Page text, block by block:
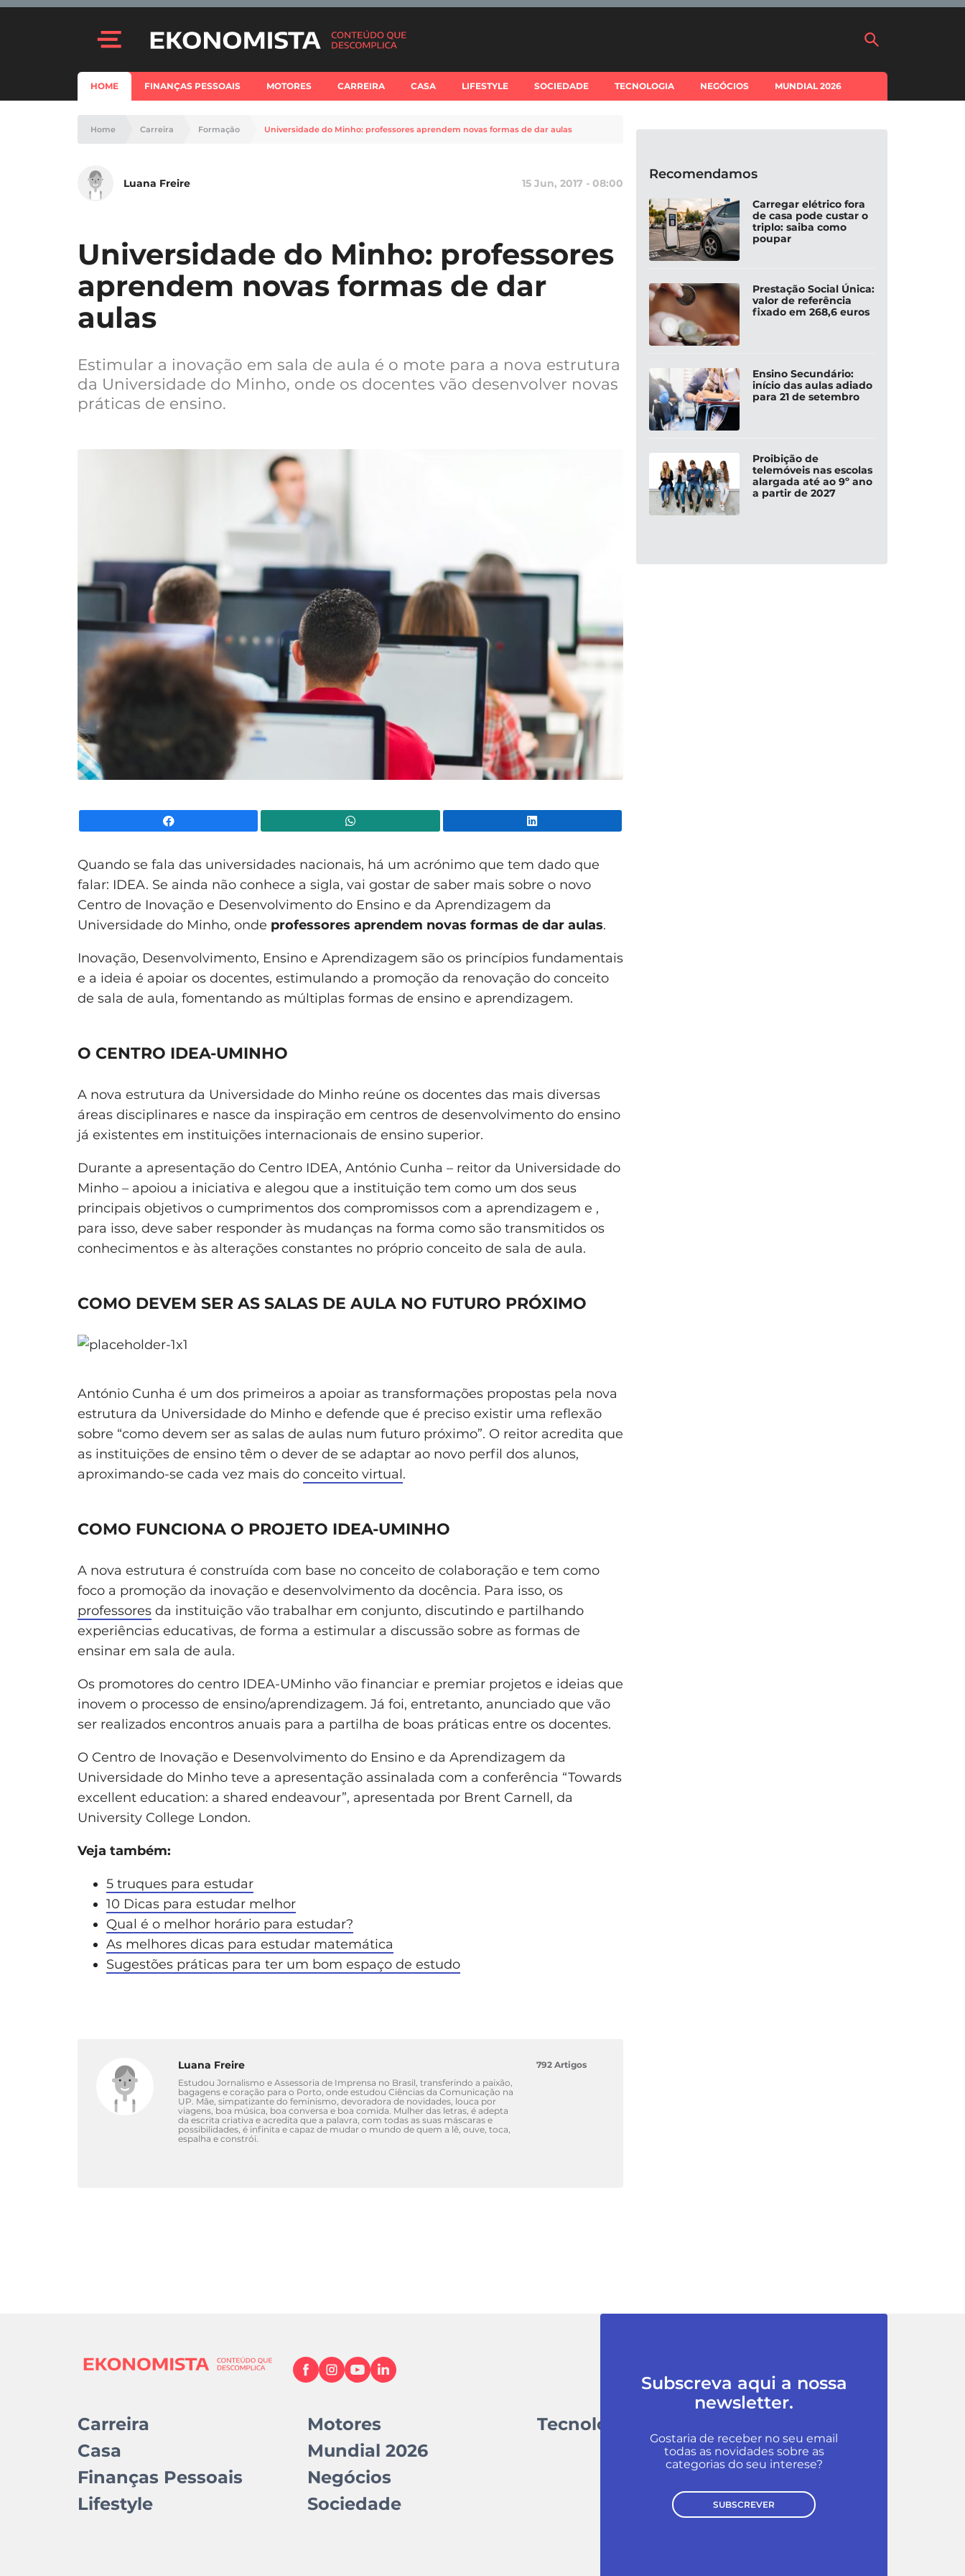
HOME FINANÇAS PESSOAIS MOTORES CARREIRA CASA LIFESTYLE SOCIEDADE TECNOLOGIA NEGÓCIOS MUNDIAL 2026
Home Carreira Formação Universidade do Minho: professores aprendem novas formas de dar aulas
Luana Freire 15 Jun, 2017 - 08:00
Universidade do Minho: professores
aprendem novas formas de dar
aulas
Estimular a inovação em sala de aula é o mote para a nova estrutura
da Universidade do Minho, onde os docentes vão desenvolver novas
práticas de ensino.
Quando se fala das universidades nacionais, há um acrónimo que tem dado que
falar: IDEA. Se ainda não conhece a sigla, vai gostar de saber mais sobre o novo
Centro de Inovação e Desenvolvimento do Ensino e da Aprendizagem da
Universidade do Minho, onde professores aprendem novas formas de dar aulas.
Inovação, Desenvolvimento, Ensino e Aprendizagem são os princípios fundamentais
e a ideia é apoiar os docentes, estimulando a promoção da renovação do conceito
de sala de aula, fomentando as múltiplas formas de ensino e aprendizagem.
O CENTRO IDEA-UMINHO
A nova estrutura da Universidade do Minho reúne os docentes das mais diversas
áreas disciplinares e nasce da inspiração em centros de desenvolvimento do ensino
já existentes em instituições internacionais de ensino superior.
Durante a apresentação do Centro IDEA, António Cunha – reitor da Universidade do
Minho – apoiou a iniciativa e alegou que a instituição tem como um dos seus
principais objetivos o cumprimentos dos compromissos com a aprendizagem e ,
para isso, deve saber responder às mudanças na forma como são transmitidos os
conhecimentos e às alterações constantes no próprio conceito de sala de aula.
COMO DEVEM SER AS SALAS DE AULA NO FUTURO PRÓXIMO
António Cunha é um dos primeiros a apoiar as transformações propostas pela nova
estrutura da Universidade do Minho e defende que é preciso existir uma reflexão
sobre “como devem ser as salas de aulas num futuro próximo”. O reitor acredita que
as instituições de ensino têm o dever de se adaptar ao novo perfil dos alunos,
aproximando-se cada vez mais do conceito virtual.
COMO FUNCIONA O PROJETO IDEA-UMINHO
A nova estrutura é construída com base no conceito de colaboração e tem como
foco a promoção da inovação e desenvolvimento da docência. Para isso, os
professores da instituição vão trabalhar em conjunto, discutindo e partilhando
experiências educativas, de forma a estimular a discussão sobre as formas de
ensinar em sala de aula.
Os promotores do centro IDEA-UMinho vão financiar e premiar projetos e ideias que
inovem o processo de ensino/aprendizagem. Já foi, entretanto, anunciado que vão
ser realizados encontros anuais para a partilha de boas práticas entre os docentes.
O Centro de Inovação e Desenvolvimento do Ensino e da Aprendizagem da
Universidade do Minho teve a apresentação assinalada com a conferência “Towards
excellent education: a shared endeavour”, apresentada por Brent Carnell, da
University College London.
Veja também:
5 truques para estudar
10 Dicas para estudar melhor
Qual é o melhor horário para estudar?
As melhores dicas para estudar matemática
Sugestões práticas para ter um bom espaço de estudo
Luana Freire
Estudou Jornalismo e Assessoria de Imprensa no Brasil, transferindo a paixão,
bagagens e coração para o Porto, onde estudou Ciências da Comunicação na
UP. Mãe, simpatizante do feminismo, devoradora de novidades, louca por
viagens, boa música, boa conversa e boa comida. Mulher das letras, é adepta
da escrita criativa e acredita que a palavra, com todas as suas máscaras e
possibilidades, é infinita e capaz de mudar o mundo de quem a lê, ouve, toca,
espalha e constrói.
792 Artigos
Recomendamos
Carregar elétrico fora
de casa pode custar o
triplo: saiba como
poupar
Prestação Social Única:
valor de referência
fixado em 268,6 euros
Ensino Secundário:
início das aulas adiado
para 21 de setembro
Proibição de
telemóveis nas escolas
alargada até ao 9º ano
a partir de 2027
Carreira
Casa
Finanças Pessoais
Lifestyle
Motores
Mundial 2026
Negócios
Sociedade
Tecnologia
Subscreva aqui a nossa
newsletter.
Gostaria de receber no seu email
todas as novidades sobre as
categorias do seu interese?
SUBSCREVER